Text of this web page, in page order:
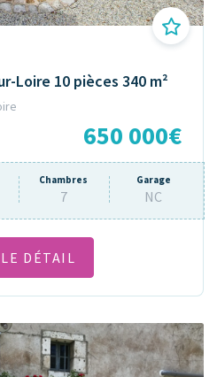
Loire 10 pièces 340 m²
650 000€
Chambres
7
Garage
NC
DÉTAIL